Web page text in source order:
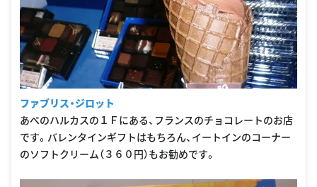
ファブリス・ジロット
あべのハルカスの１Ｆにある、フランスのチョコレートのお店
です。バレンタインギフトはもちろん、イートインのコーナー
のソフトクリーム（３６０円）もお勧めです。